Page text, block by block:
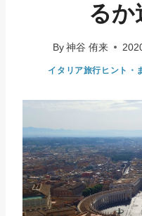
るか
By 神谷 侑来
イタリア旅行ヒント・